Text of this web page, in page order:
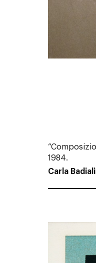
1984.
Carla Badiali